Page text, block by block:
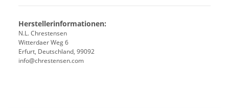
Herstellerinformationen:
N.L. Chrestensen
Witterdaer Weg 6
Erfurt, Deutschland, 99092
info@chrestensen.com